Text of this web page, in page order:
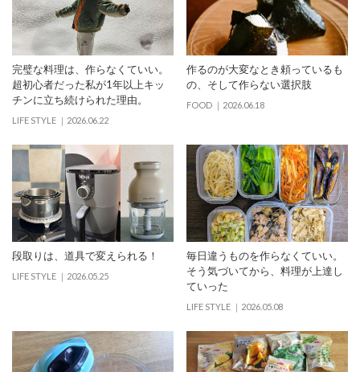
完璧な料理は、作らなくていい。
超初心者だった私が1年以上キッ
チンに立ち続けられた理由。
LIFE STYLE 2026.06.22
作るのが大変なとき頼っているも
の、そして作らない選択肢
FOOD 2026.06.18
段取りは、道具で変えられる！
LIFE STYLE 2026.05.25
毎日違うものを作らなくていい。
そう気づいてから、料理が上達し
ていった
LIFE STYLE 2026.05.08